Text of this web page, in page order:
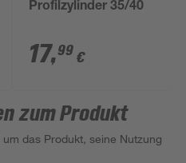
Profilzylinder 35/40
17,99 €
zum Produkt
das Produkt, seine Nutzung